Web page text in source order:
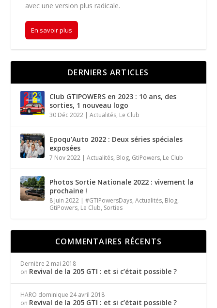
avec une version plus radicale.
En savoir plus
DERNIERS ARTICLES
Club GTIPOWERS en 2023 : 10 ans, des
sorties, 1 nouveau logo
30 Déc 2022 |Actualités, Le Club
Epoqu’Auto 2022 : Deux séries spéciales
exposées
7 Nov 2022 |Actualités, Blog, GtiPowers, Le Club
Photos Sortie Nationale 2022 : vivement la
prochaine !
8 Juin 2022 |#GTIPowersDays,Actualités, Blog,
GtiPowers, Le Club, Sorties
COMMENTAIRES RÉCENTS
Dernière 2 mai 2018
on Revival de la 205 GTI : et si c’était possible ?
HARO dominique 24 avril 2018
on Revival de la 205 GTI : et si c’était possible ?